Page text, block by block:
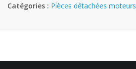
Catégories : Pièces détachées moteurs